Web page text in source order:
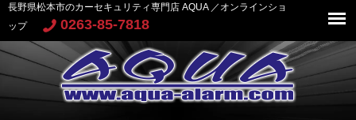
長野県松本市のカーセキュリティ専門店 AQUA ／オンラインショ
ップ
0263-85-7818